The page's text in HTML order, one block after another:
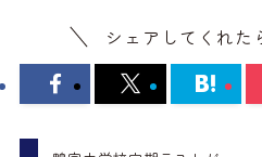
シェアしてくれた